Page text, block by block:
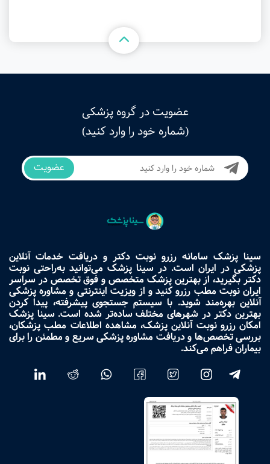
عضویت در گروه پزشکی
(شماره خود را وارد کنید)
عضویت
سینا پزشک سامانه رزرو نوبت دکتر و دریافت خدمات آنلاین
پزشکی در ایران است. در سینا پزشک می‌توانید به‌راحتی نوبت
دکتر بگیرید، از بهترین پزشک متخصص و فوق تخصص در سراسر
ایران نوبت مطب رزرو کنید و از ویزیت اینترنتی و مشاوره پزشکی
آنلاین بهره‌مند شوید. با سیستم جستجوی پیشرفته، پیدا کردن
بهترین دکتر در شهرهای مختلف ساده‌تر شده است. سینا پزشک
امکان رزرو نوبت آنلاین پزشک، مشاهده اطلاعات مطب پزشکان،
بررسی تخصص‌ها و دریافت مشاوره پزشکی سریع و مطمئن را برای
بیماران فراهم می‌کند.